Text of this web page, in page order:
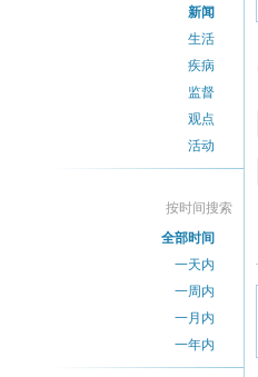
新闻
生活
疾病
监督
观点
活动
按时间搜索
全部时间
一天内
一周内
一月内
一年内